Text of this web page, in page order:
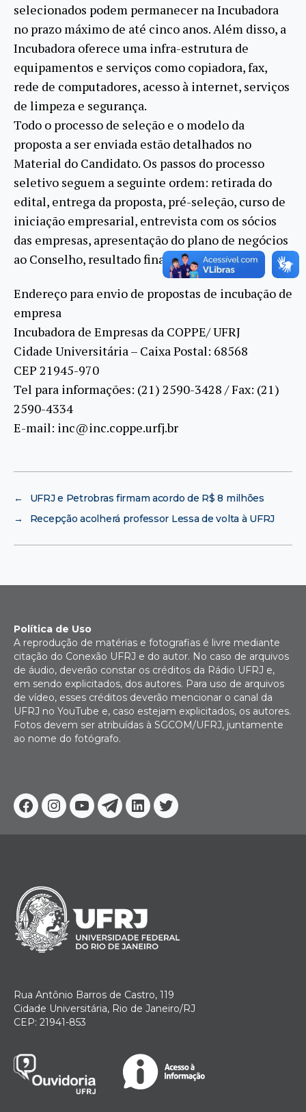
selecionados podem permanecer na Incubadora
no prazo máximo de até cinco anos. Além disso, a
Incubadora oferece uma infra-estrutura de
equipamentos e serviços como copiadora, fax,
rede de computadores, acesso à internet, serviços
de limpeza e segurança.
Todo o processo de seleção e o modelo da
proposta a ser enviada estão detalhados no
Material do Candidato. Os passos do processo
seletivo seguem a seguinte ordem: retirada do
edital, entrega da proposta, pré-seleção, curso de
iniciação empresarial, entrevista com os sócios
das empresas, apresentação do plano de negócios
ao Conselho, resultado final do processo.
Endereço para envio de propostas de incubação de
empresa
Incubadora de Empresas da COPPE/ UFRJ
Cidade Universitária – Caixa Postal: 68568
CEP 21945-970
Tel para informações: (21) 2590-3428 / Fax: (21)
2590-4334
E-mail: inc@inc.coppe.urfj.br
←
UFRJ e Petrobras firmam acordo de R$ 8 milhões
→
Recepção acolherá professor Lessa de volta à UFRJ
Facebook
Instagram
YoutubeTelegram
Linkedin
Twitter
Política de Uso
A reprodução de matérias e fotografias é livre mediante
citação do Conexão UFRJ e do autor. No caso de arquivos
de áudio, deverão constar os créditos da Rádio UFRJ e,
em sendo explicitados, dos autores. Para uso de arquivos
de vídeo, esses créditos deverão mencionar o canal da
UFRJ no YouTube e, caso estejam explicitados, os autores.
Fotos devem ser atribuídas à SGCOM/UFRJ, juntamente
ao nome do fotógrafo.
Rua Antônio Barros de Castro, 119
Cidade Universitária, Rio de Janeiro/RJ
CEP: 21941-853